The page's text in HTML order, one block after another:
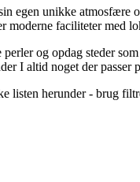
egen unikke atmosfære
moderne faciliteter med
og opdag steder
I altid noget der passer
listen herunder - brug